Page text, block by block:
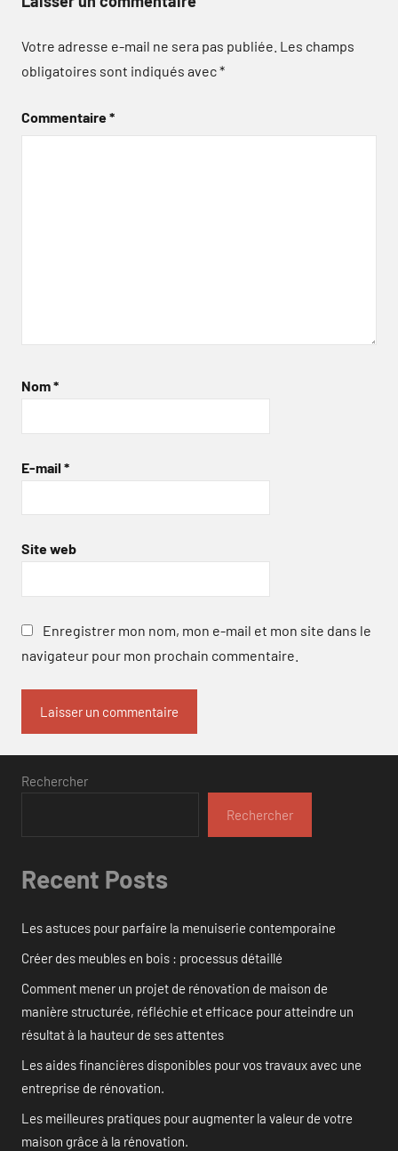
Votre adresse e-mail ne sera pas publiée. Les champs
obligatoires sont indiqués avec*
Commentaire*
Nom*
E-mail *
Site web
Enregistrer mon nom, mon e-mail et mon site dans le
navigateur pour mon prochain commentaire.
Rechercher
Rechercher
Recent Posts
Les astuces pour parfaire la menuiserie contemporaine
Créer des meubles en bois : processus détaillé
Comment mener un projet de rénovation de maison de
manière structurée, réfléchie et efficace pour atteindre un
résultat à la hauteur de ses attentes
Les aides financières disponibles pour vos travaux avec une
entreprise de rénovation.
Les meilleures pratiques pour augmenter la valeur de votre
maison grâce à la rénovation.